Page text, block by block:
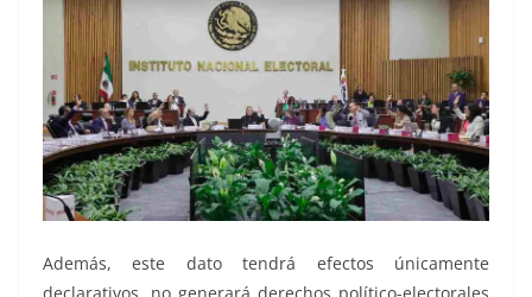
Además, este dato tendrá efectos únicamente